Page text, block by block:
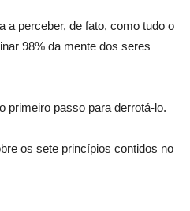
a perceber, de fato, como tudo o
98% da mente dos seres
primeiro passo para derrotá-lo.
os sete princípios contidos no